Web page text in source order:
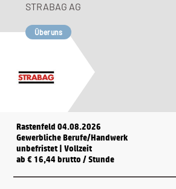
STRABAG AG
Über uns
Rastenfeld 04.08.2026
Gewerbliche Berufe/Handwerk
unbefristet | Vollzeit
ab € 16,44 brutto / Stunde